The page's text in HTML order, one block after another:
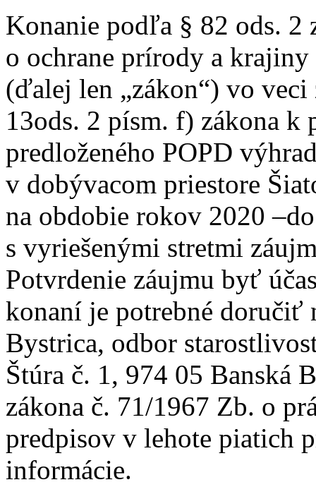
Konanie podľa § 82 ods. 2
o ochrane prírody a
(ďalej len „zákon“) vo
13ods. 2 písm. f) zákona
predloženého POPD
v dobývacom priestore
na obdobie rokov 2020
s vyriešenými stretmi
Potvrdenie záujmu byť
konaní je potrebné doručiť
Bystrica, odbor
Štúra č. 1, 974 05 Banská
zákona č. 71/1967 Zb. o
predpisov v lehote piatich
informácie.